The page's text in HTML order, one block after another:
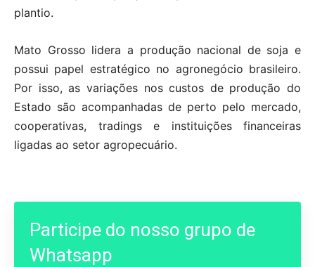
plantio.
Mato Grosso lidera a produção nacional de soja e
possui papel estratégico no agronegócio brasileiro.
Por isso, as variações nos custos de produção do
Estado são acompanhadas de perto pelo mercado,
cooperativas, tradings e instituições financeiras
ligadas ao setor agropecuário.
Participe do nosso grupo de
Whatsapp